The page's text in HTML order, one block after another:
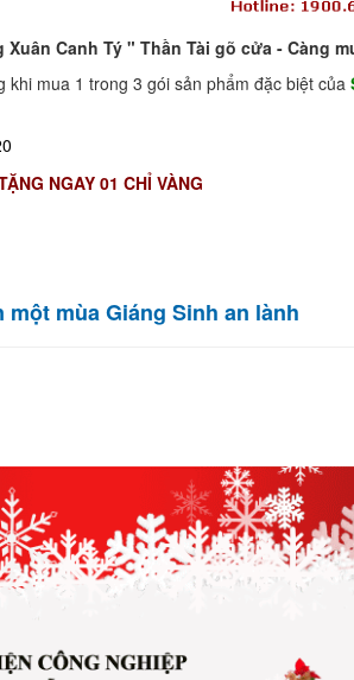
Canh Tý " Thần Tài gõ cửa - Càng
khi mua 1 trong 3 gói sản phẩm đặc biệt của
NGAY 01 CHỈ VÀNG
mùa Giáng Sinh an lành